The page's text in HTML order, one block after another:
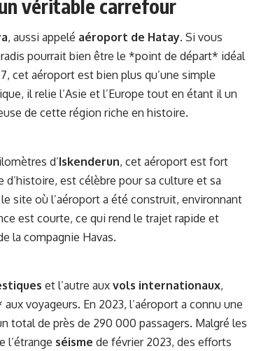
véritable carrefour
, aussi appelé aéroport de Hatay. Si vous
pourrait bien être le *point de départ* idéal
cet aéroport est bien plus qu’une simple
il relie l’Asie et l’Europe tout en étant il un
de cette région riche en histoire.
d’Iskenderun, cet aéroport est fort
d’histoire, est célèbre pour sa culture et sa
site où l’aéroport a été construit, environnant
est courte, ce qui rend le trajet rapide et
la compagnie Havas.
et l’autre aux vols internationaux,
voyageurs. En 2023, l’aéroport a connu une
total de près de 290 000 passagers. Malgré les
l’étrange séisme de février 2023, des efforts